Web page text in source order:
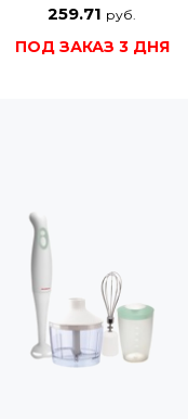
259.71 руб.
ПОД ЗАКАЗ 3 ДНЯ